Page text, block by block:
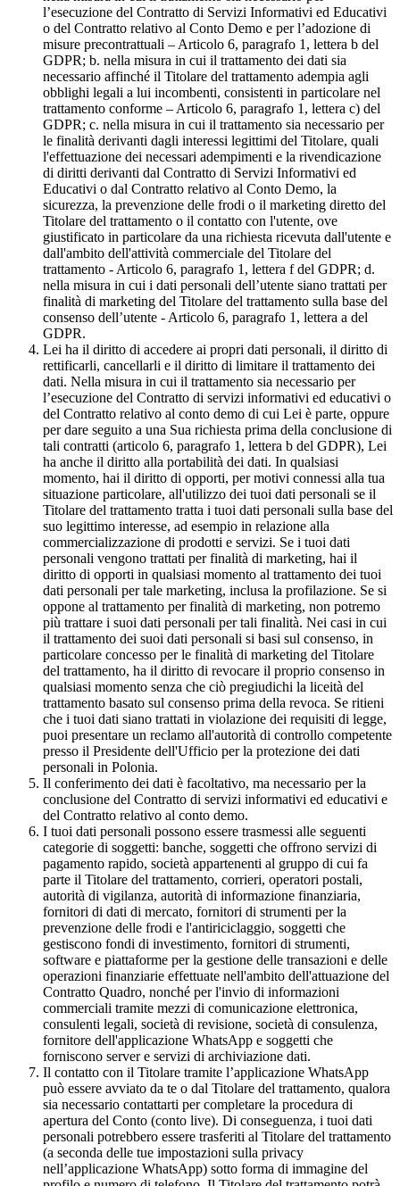
l’esecuzione del Contratto di Servizi Informativi ed Educativi
o del Contratto relativo al Conto Demo e per l’adozione di
misure precontrattuali – Articolo 6, paragrafo 1, lettera b del
GDPR; b. nella misura in cui il trattamento dei dati sia
necessario affinché il Titolare del trattamento adempia agli
obblighi legali a lui incombenti, consistenti in particolare nel
trattamento conforme – Articolo 6, paragrafo 1, lettera c) del
GDPR; c. nella misura in cui il trattamento sia necessario per
le finalità derivanti dagli interessi legittimi del Titolare, quali
l'effettuazione dei necessari adempimenti e la rivendicazione
di diritti derivanti dal Contratto di Servizi Informativi ed
Educativi o dal Contratto relativo al Conto Demo, la
sicurezza, la prevenzione delle frodi o il marketing diretto del
Titolare del trattamento o il contatto con l'utente, ove
giustificato in particolare da una richiesta ricevuta dall'utente e
dall'ambito dell'attività commerciale del Titolare del
trattamento - Articolo 6, paragrafo 1, lettera f del GDPR; d.
nella misura in cui i dati personali dell’utente siano trattati per
finalità di marketing del Titolare del trattamento sulla base del
consenso dell’utente - Articolo 6, paragrafo 1, lettera a del
GDPR.
Lei ha il diritto di accedere ai propri dati personali, il diritto di
rettificarli, cancellarli e il diritto di limitare il trattamento dei
dati. Nella misura in cui il trattamento sia necessario per
l’esecuzione del Contratto di servizi informativi ed educativi o
del Contratto relativo al conto demo di cui Lei è parte, oppure
per dare seguito a una Sua richiesta prima della conclusione di
tali contratti (articolo 6, paragrafo 1, lettera b del GDPR), Lei
ha anche il diritto alla portabilità dei dati. In qualsiasi
momento, hai il diritto di opporti, per motivi connessi alla tua
situazione particolare, all'utilizzo dei tuoi dati personali se il
Titolare del trattamento tratta i tuoi dati personali sulla base del
suo legittimo interesse, ad esempio in relazione alla
commercializzazione di prodotti e servizi. Se i tuoi dati
personali vengono trattati per finalità di marketing, hai il
diritto di opporti in qualsiasi momento al trattamento dei tuoi
dati personali per tale marketing, inclusa la profilazione. Se si
oppone al trattamento per finalità di marketing, non potremo
più trattare i suoi dati personali per tali finalità. Nei casi in cui
il trattamento dei suoi dati personali si basi sul consenso, in
particolare concesso per le finalità di marketing del Titolare
del trattamento, ha il diritto di revocare il proprio consenso in
qualsiasi momento senza che ciò pregiudichi la liceità del
trattamento basato sul consenso prima della revoca. Se ritieni
che i tuoi dati siano trattati in violazione dei requisiti di legge,
puoi presentare un reclamo all'autorità di controllo competente
presso il Presidente dell'Ufficio per la protezione dei dati
personali in Polonia.
Il conferimento dei dati è facoltativo, ma necessario per la
conclusione del Contratto di servizi informativi ed educativi e
del Contratto relativo al conto demo.
I tuoi dati personali possono essere trasmessi alle seguenti
categorie di soggetti: banche, soggetti che offrono servizi di
pagamento rapido, società appartenenti al gruppo di cui fa
parte il Titolare del trattamento, corrieri, operatori postali,
autorità di vigilanza, autorità di informazione finanziaria,
fornitori di dati di mercato, fornitori di strumenti per la
prevenzione delle frodi e l'antiriciclaggio, soggetti che
gestiscono fondi di investimento, fornitori di strumenti,
software e piattaforme per la gestione delle transazioni e delle
operazioni finanziarie effettuate nell'ambito dell'attuazione del
Contratto Quadro, nonché per l'invio di informazioni
commerciali tramite mezzi di comunicazione elettronica,
consulenti legali, società di revisione, società di consulenza,
fornitore dell'applicazione WhatsApp e soggetti che
forniscono server e servizi di archiviazione dati.
Il contatto con il Titolare tramite l’applicazione WhatsApp
può essere avviato da te o dal Titolare del trattamento, qualora
sia necessario contattarti per completare la procedura di
apertura del Conto (conto live). Di conseguenza, i tuoi dati
personali potrebbero essere trasferiti al Titolare del trattamento
(a seconda delle tue impostazioni sulla privacy
nell’applicazione WhatsApp) sotto forma di immagine del